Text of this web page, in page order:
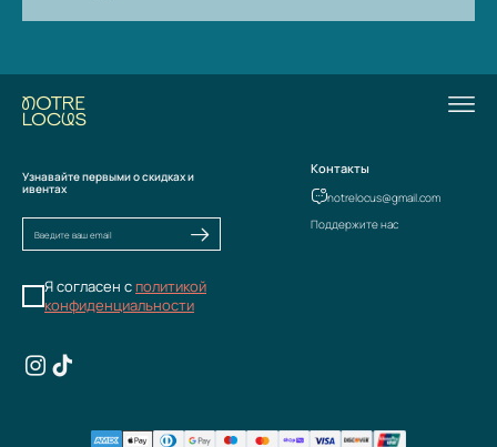
Узнавайте первыми о скидках и
ивентах
Я согласен с политикой
конфиденциальности
Контакты
notrelocus@gmail.com
Поддержите нас